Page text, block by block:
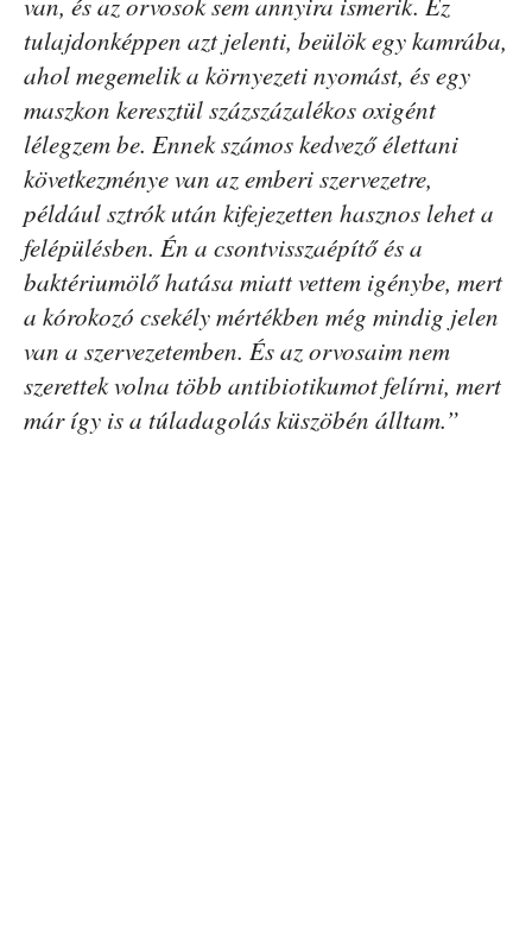
tulajdonképpen azt jelenti, beülök egy kamrába,
ahol megemelik a környezeti nyomást, és egy
maszkon keresztül százszázalékos oxigént
lélegzem be. Ennek számos kedvező élettani
következménye van az emberi szervezetre,
például sztrók után kifejezetten hasznos lehet a
felépülésben. Én a csontvisszaépítő és a
baktériumölő hatása miatt vettem igénybe, mert
a kórokozó csekély mértékben még mindig jelen
van a szervezetemben. És az orvosaim nem
szerettek volna több antibiotikumot felírni, mert
már így is a túladagolás küszöbén álltam.”